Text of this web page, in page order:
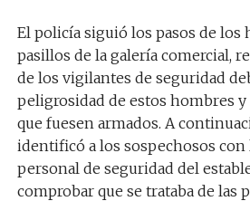
El policía siguió los pasos de los
pasillos de la galería comercial,
de los vigilantes de seguridad
peligrosidad de estos hombres
que fuesen armados. A
identificó a los sospechosos con
personal de seguridad del
comprobar que se trataba de las